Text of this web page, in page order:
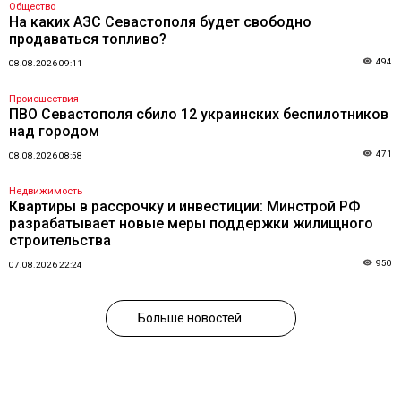
Общество
На каких АЗС Севастополя будет свободно
продаваться топливо?
08.08.2026 09:11 494
Происшествия
ПВО Севастополя сбило 12 украинских беспилотников
над городом
08.08.2026 08:58 471
Недвижимость
Квартиры в рассрочку и инвестиции: Минстрой РФ
разрабатывает новые меры поддержки жилищного
строительства
07.08.2026 22:24 950
Больше новостей